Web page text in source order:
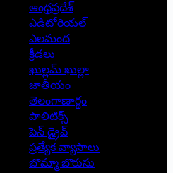
ఆంధ్రప్రదేశ్
ఎడిటోరియల్
ఎలమంద
క్రీడలు
ఖుల్లమ్ ఖుల్లా
జాతీయం
తెలంగాణార్థం
పాలిటిక్స్
పెన్ డ్రైవ్
ప్రత్యేక వ్యాసాలు
బొమ్మా బొరుసు